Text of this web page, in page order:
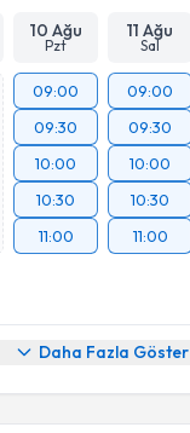
10 Ağu
Pzt
11 Ağu
Sal
09:00
09:30
10:00
10:30
11:00
09:00
09:30
10:00
10:30
11:00
Daha Fazla Göster